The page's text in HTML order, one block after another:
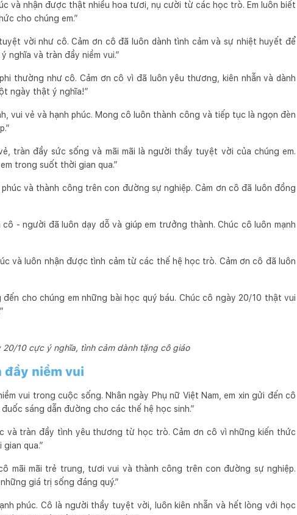
và nhận được thật nhiều hoa tươi, nụ cười từ các học trò. Em luôn biết
cho chúng em.”
vời như cô. Cảm ơn cô đã luôn dành tình cảm và sự nhiệt huyết để
nghĩa và tràn đầy niềm vui.”
thường như cô. Cảm ơn cô vì đã luôn yêu thương, kiên nhẫn và dành
ngày thật ý nghĩa!”
vui vẻ và hạnh phúc. Mong cô luôn thành công và tiếp tục là ngọn đèn
tràn đầy sức sống và mãi mãi là người thầy tuyệt vời của chúng em.
trong suốt thời gian qua.”
và thành công trên con đường sự nghiệp. Cảm ơn cô đã luôn đồng
- người đã luôn dạy dỗ và giúp em trưởng thành. Chúc cô luôn mạnh
và luôn nhận được tình cảm từ các thế hệ học trò. Cảm ơn cô đã luôn
cho chúng em những bài học quý báu. Chúc cô ngày 20/10 thật vui
10 cực ý nghĩa, tình cảm dành tặng cô giáo
đầy niềm vui
vui trong cuộc sống. Nhân ngày Phụ nữ Việt Nam, em xin gửi đến cô
sáng dẫn đường cho các thế hệ học sinh.”
và tràn đầy tình yêu thương từ học trò. Cảm ơn cô vì những kiến thức
qua.”
mãi mãi trẻ trung, tươi vui và thành công trên con đường sự nghiệp.
giá trị sống đáng quý.”
phúc. Cô là người thầy tuyệt vời, luôn kiên nhẫn và hết lòng với học